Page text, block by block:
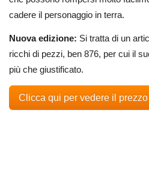
cadere il personaggio in terra.
Nuova edizione: Si tratta di un
ricchi di pezzi, ben 876, per cui il
più che giustificato.
Clicca qui per vedere il prezzo